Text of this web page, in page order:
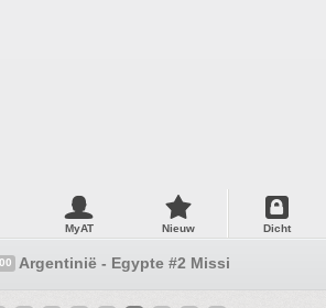
MyAT Nieuw Dicht
Argentinië - Egypte #2 Missi